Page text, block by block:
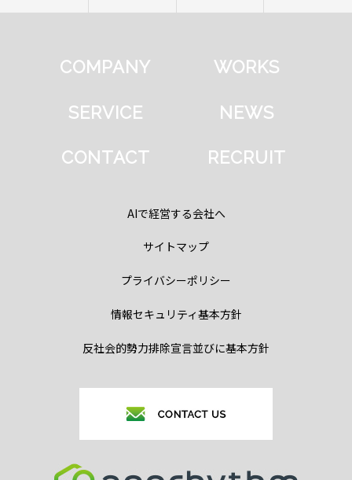
COMPANY WORKS
SERVICE NEWS
CONTACT RECRUIT
AIで経営する会社へ
サイトマップ
プライバシーポリシー
情報セキュリティ基本方針
反社会的勢力排除宣言並びに基本方針